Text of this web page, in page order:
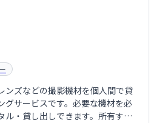
ンズなどの撮影機材を個人間で貸
グサービスです。必要な機材を必
ル・貸し出しできます。所有する